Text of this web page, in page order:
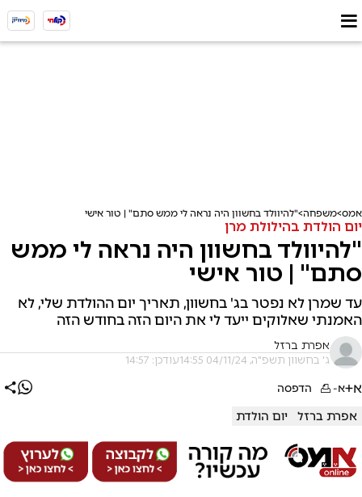
אמס משפחה "להיוולד בחשוון היה נראה לי ממש סתם" | טור אישי
יום הולדת בהילולת מרן
"להיוולד בחשוון היה נראה לי ממש
סתם" | טור אישי
עד שמרן לא נפטר בג' בחשוון, תאריך יום ההולדת שלי, לא
האמנתי שאלוקים ייעד לי את היום הזה בחודש הזה
אפרת ברזל
ג' בחשוון תשפ"ה, 04/11/24 14:55 עודכן: 14:57
א+א- הדפסה
אפרת ברזל יום הולדת